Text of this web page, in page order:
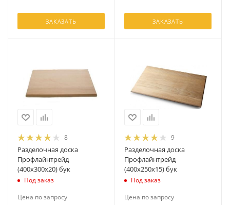
ЗАКАЗАТЬ ЗАКАЗАТЬ
8
Разделочная доска
Профлайнтрейд
(400х300х20) бук
Под заказ
Цена по запросу
9
Разделочная доска
Профлайнтрейд
(400х250х15) бук
Под заказ
Цена по запросу